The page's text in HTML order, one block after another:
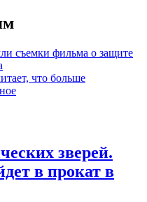
съемки фильма о защите
что больше
зверей.
в прокат в